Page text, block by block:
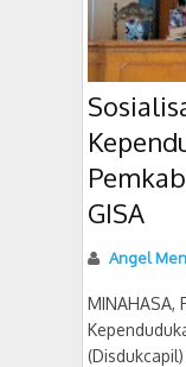
GISA
Angel
MINAHASA,